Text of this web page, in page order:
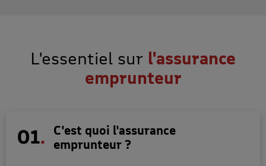
L'essentiel sur l'assurance
emprunteur
C'est quoi l'assurance
emprunteur ?